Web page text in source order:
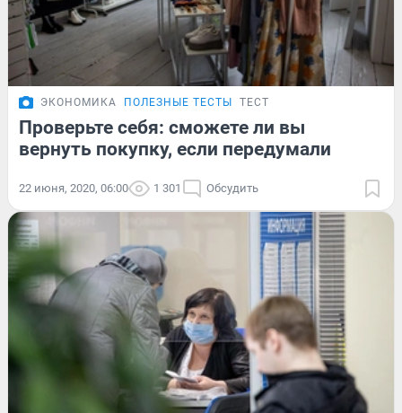
ЭКОНОМИКА ПОЛЕЗНЫЕ ТЕСТЫ ТЕСТ
Проверьте себя: сможете ли вы
вернуть покупку, если передумали
22 июня, 2020, 06:00 1 301 Обсудить